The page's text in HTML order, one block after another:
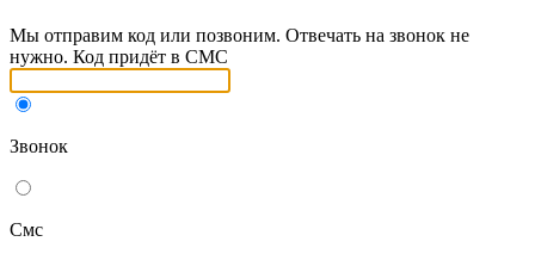
Мы отправим код или позвоним. Отвечать на звонок не
нужно. Код придёт в СМС
Звонок
Смс